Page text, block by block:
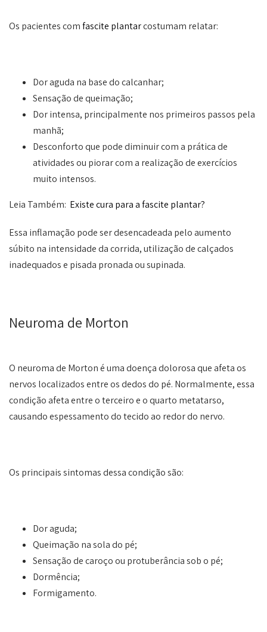
Os pacientes comfascite plantarcostumam relatar:
Dor aguda na base do calcanhar;
Sensação de queimação;
Dor intensa, principalmente nos primeiros passos pela
manhã;
Desconforto que pode diminuir com a prática de
atividades ou piorar com a realização de exercícios
muito intensos.
Leia Também: Existe cura para a fascite plantar?
Essa inflamação pode ser desencadeada pelo aumento
súbito na intensidade da corrida, utilização de calçados
inadequados e pisada pronada ou supinada.
Neuroma de Morton
O neuroma de Morton é uma doença dolorosa que afeta os
nervos localizados entre os dedos do pé. Normalmente, essa
condição afeta entre o terceiro e o quarto metatarso,
causando espessamento do tecido ao redor do nervo.
Os principais sintomas dessa condição são:
Dor aguda;
Queimação na sola do pé;
Sensação de caroço ou protuberância sob o pé;
Dormência;
Formigamento.